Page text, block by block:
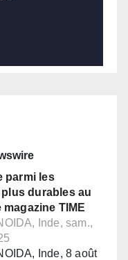
parmi les
durables au
TIME
Inde, sam.,
Inde, 8 août